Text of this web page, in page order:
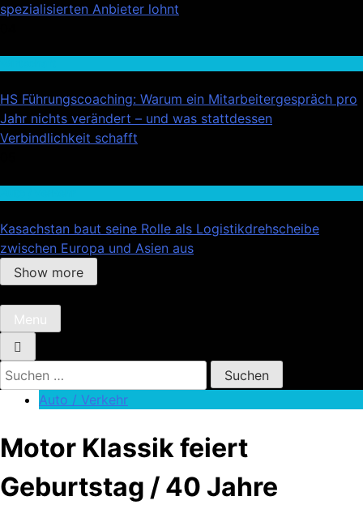
spezialisierten Anbieter lohnt
HS Führungscoaching: Warum ein Mitarbeitergespräch pro
Jahr nichts verändert – und was stattdessen
Verbindlichkeit schafft
Kasachstan baut seine Rolle als Logistikdrehscheibe
zwischen Europa und Asien aus
Show more
Menu
Suchen
nach:
Auto / Verkehr
Motor Klassik feiert
Geburtstag / 40 Jahre